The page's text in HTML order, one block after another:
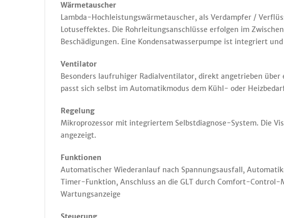
Wärmetauscher
Lambda-Hochleistungswärmetauscher, als Verdampfer /
Lotuseffektes. Die Rohrleitungsanschlüsse erfolgen im
Beschädigungen. Eine Kondensatwasserpumpe ist integriert
Ventilator
Besonders laufruhiger Radialventilator, direkt angetrieben
passt sich selbst im Automatikmodus dem Kühl- oder
Regelung
Mikroprozessor mit integriertem Selbstdiagnose-System. Die
angezeigt.
Funktionen
Automatischer Wiederanlauf nach Spannungsausfall,
Timer-Funktion, Anschluss an die GLT durch Comfort-
Wartungsanzeige